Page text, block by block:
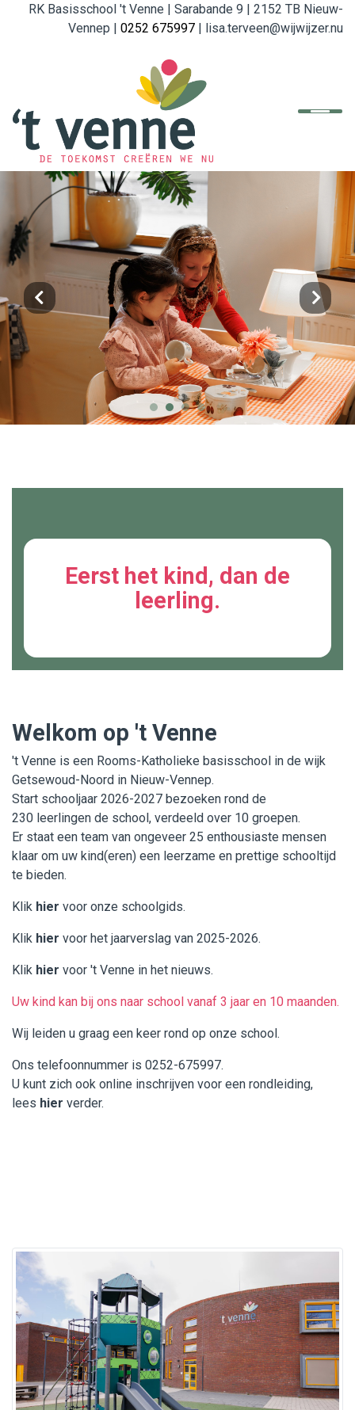
RK Basisschool 't Venne | Sarabande 9 | 2152 TB Nieuw-
Vennep | 0252 675997 | lisa.terveen@wijwijzer.nu
Home
De school
Organisatie
English
Referenties
Ouders
Beleid en Formulieren
Werken bij WijWijzer
Contact
Eerst het kind, dan de
leerling.
Welkom op 't Venne
't Venne is een Rooms-Katholieke basisschool in de wijk
Getsewoud-Noord in Nieuw-Vennep.
Start schooljaar 2026-2027 bezoeken rond de
230 leerlingen de school, verdeeld over 10 groepen.
Er staat een team van ongeveer 25 enthousiaste mensen
klaar om uw kind(eren) een leerzame en prettige schooltijd
te bieden.
Klik hier voor onze schoolgids.
Klik hier voor het jaarverslag van 2025-2026.
Klik hier voor 't Venne in het nieuws.
Uw kind kan bij ons naar school vanaf 3 jaar en 10 maanden.
Wij leiden u graag een keer rond op onze school.
Ons telefoonnummer is 0252-675997.
U kunt zich ook online inschrijven voor een rondleiding,
lees hier verder.